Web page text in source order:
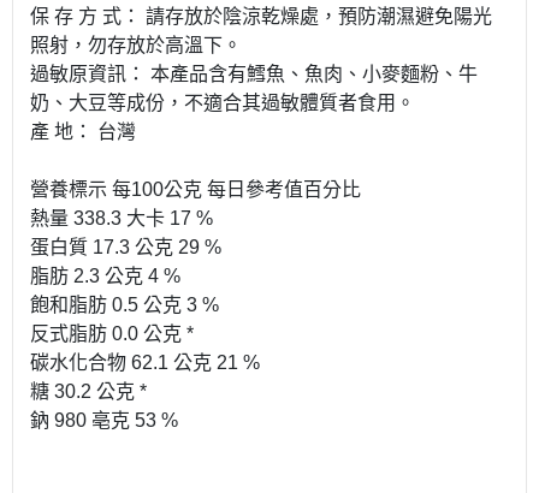
保 存 方 式： 請存放於陰涼乾燥處，預防潮濕避免陽光
照射，勿存放於高溫下。
過敏原資訊： 本產品含有鱈魚、魚肉、小麥麵粉、牛
奶、大豆等成份，不適合其過敏體質者食用。
產 地： 台灣
營養標示 每100公克 每日參考值百分比
熱量 338.3 大卡 17 %
蛋白質 17.3 公克 29 %
脂肪 2.3 公克 4 %
飽和脂肪 0.5 公克 3 %
反式脂肪 0.0 公克 *
碳水化合物 62.1 公克 21 %
糖 30.2 公克 *
鈉 980 亳克 53 %